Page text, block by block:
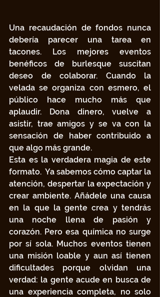
Una recaudación de fondos nunca
debería parecer una tarea en
tacones. Los mejores eventos
benéficos de burlesque suscitan
deseo de colaborar. Cuando la
velada se organiza con esmero, el
público hace mucho más que
aplaudir. Dona dinero, vuelve a
asistir, trae amigos y se va con la
sensación de haber contribuido a
que algo más grande.
Esta es la verdadera magia de este
formato.  Ya sabemos cómo captar la
atención, despertar la expectación y
crear ambiente. Añádele una causa
en la que la gente crea y tendrás
una noche llena de pasión y
corazón. Pero esa química no surge
por sí sola. Muchos eventos tienen
una misión loable y aun así tienen
dificultades porque olvidan una
verdad: la gente acude en busca de
una experiencia completa, no solo